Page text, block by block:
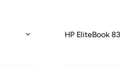
HP EliteBook